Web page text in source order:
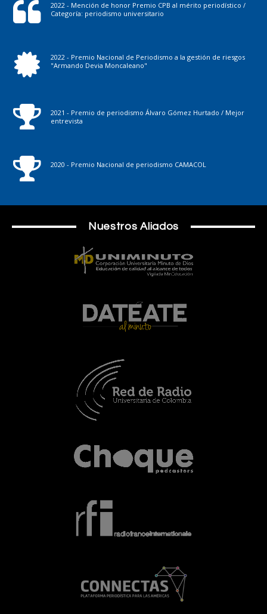
2022 - Mención de honor Premio CPB al mérito periodístico /
Categoría: periodismo universitario
2022 - Premio Nacional de Periodismo a la gestión de riesgos
"Armando Devia Moncaleano"
2021 - Premio de periodismo Álvaro Gómez Hurtado / Mejor
entrevista
2020 - Premio Nacional de periodismo CAMACOL
Nuestros Aliados